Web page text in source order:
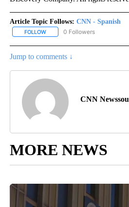
Article Topic Follows: CNN - Spanish
FOLLOW FOLLOW "CNN - SPANISH" TO
0 Followers
Jump to comments ↓
CNN
MORE NEWS